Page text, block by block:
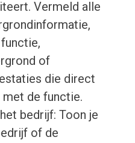
Vermeld alle
of
die direct
met de functie.
bedrijf: Toon je
of de